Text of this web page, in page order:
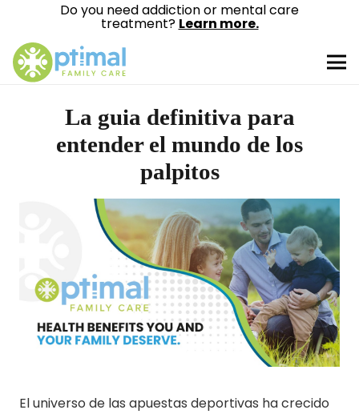
Do you need addiction or mental care
treatment? Learn more.
La guia definitiva para
entender el mundo de los
palpitos
El universo de las apuestas deportivas ha crecido